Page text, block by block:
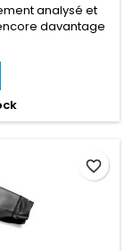
analysé et
davantage
Néoprène
et inserts en
avec
performances
favorite_border